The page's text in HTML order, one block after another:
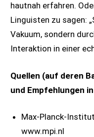
hautnah erfahren.
Linguisten zu sagen:
Vakuum, sondern
Interaktion in einer
Quellen (auf deren
und Empfehlungen
Max-Planck-
www.mpi.nl